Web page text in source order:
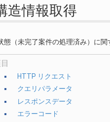
造情報取得
態（未完了案件の処理済み）に
HTTP リクエスト
クエリパラメータ
レスポンスデータ
エラーコード